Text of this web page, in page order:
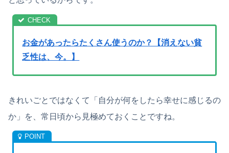
お金があったらたくさん使うのか？【消えない貧
乏性は、今。】
きれいごとではなくて「自分が何をしたら幸せに感じるの
か」を、常日頃から見極めておくことですね。